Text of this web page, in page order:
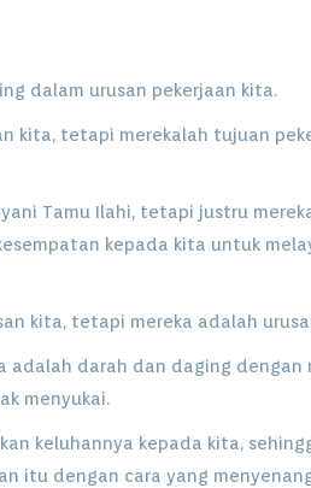
dalam urusan pekerjaan kita.
kita, tetapi merekalah tujuan
Tamu Ilahi, tetapi justru
kepada kita untuk
kita, tetapi mereka adalah
adalah darah dan daging dengan
menyukai.
keluhannya kepada kita,
itu dengan cara yang